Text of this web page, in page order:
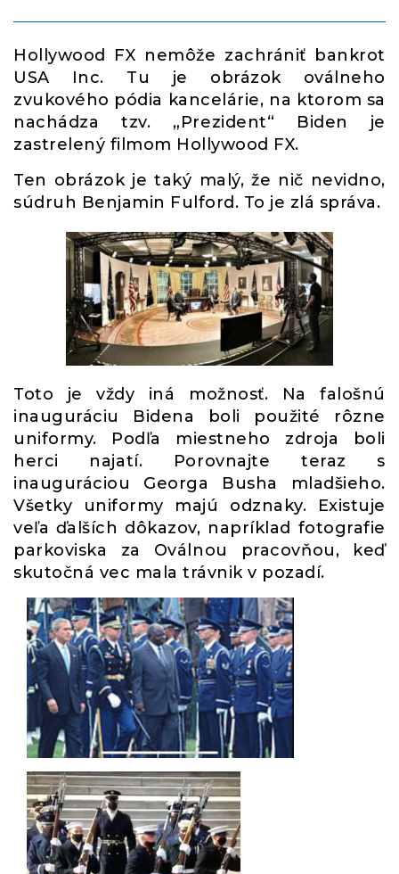
Hollywood FX nemôže zachrániť bankrot
USA Inc. Tu je obrázok oválneho
zvukového pódia kancelárie, na ktorom sa
nachádza tzv. „Prezident“ Biden je
zastrelený filmom Hollywood FX.
Ten obrázok je taký malý, že nič nevidno,
súdruh Benjamin Fulford. To je zlá správa.
Toto je vždy iná možnosť. Na falošnú
inauguráciu Bidena boli použité rôzne
uniformy. Podľa miestneho zdroja boli
herci najatí. Porovnajte teraz s
inauguráciou Georga Busha mladšieho.
Všetky uniformy majú odznaky. Existuje
veľa ďalších dôkazov, napríklad fotografie
parkoviska za Oválnou pracovňou, keď
skutočná vec mala trávnik v pozadí.